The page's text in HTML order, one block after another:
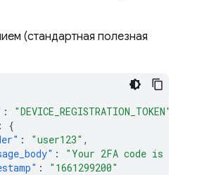
(стандартная полезная
: "DEVICE_REGISTRATION_TOKEN"
:
{
: "user123" ,
:
"Your 2FA code is 555-
:
"1661299200"